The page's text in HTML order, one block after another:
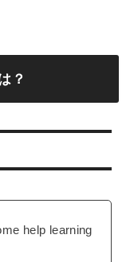
？
help learning